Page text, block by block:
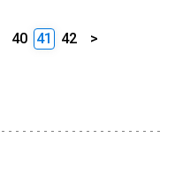
40 41 42 >